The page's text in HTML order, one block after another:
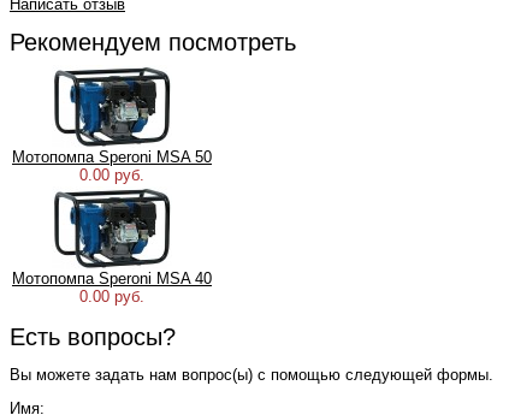
Написать отзыв
Рекомендуем посмотреть
Мотопомпа Speroni MSA 50
0.00 руб.
Мотопомпа Speroni MSA 40
0.00 руб.
Есть вопросы?
Вы можете задать нам вопрос(ы) с помощью следующей формы.
Имя: